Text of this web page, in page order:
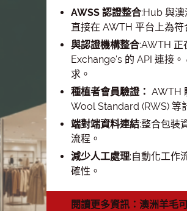
AWSS 認證整合:Hub 與
直接在 AWTH 平台上為
與認證機構整合:AWTH 正
Exchange's 的 API 連接。
求。
種植者會員驗證： AWTH
Wool Standard (RWS) 等
端對端資料連結:整合包裝
流程。
減少人工處理:自動化工作
確性。
閱讀更多資訊：澳洲羊毛